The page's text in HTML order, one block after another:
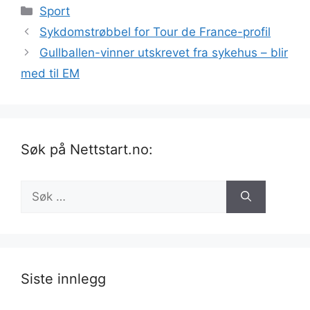
Kategorier
Sport
Sykdomstrøbbel for Tour de France-profil
Gullballen-vinner utskrevet fra sykehus – blir
med til EM
Søk på Nettstart.no:
etter:
Siste innlegg